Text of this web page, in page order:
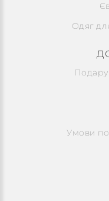
Одяг
Умови